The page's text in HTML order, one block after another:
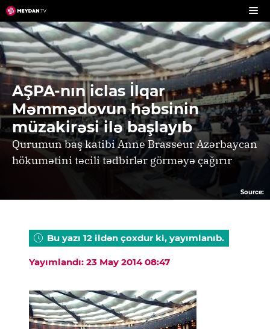
Skip
to
content
AŞPA-nın iclas İlqar
Məmmədovun həbsinin
müzakirəsi ilə başlayıb
Qurumun baş katibi Anne Brasseur Azərbaycan
hökumətini təcili tədbirlər görməyə çağırır
Source:
Bu yazı 12 ildən çoxdur ki, yayımlanıb.
Yayımlandı: 23 May 2014 08:47